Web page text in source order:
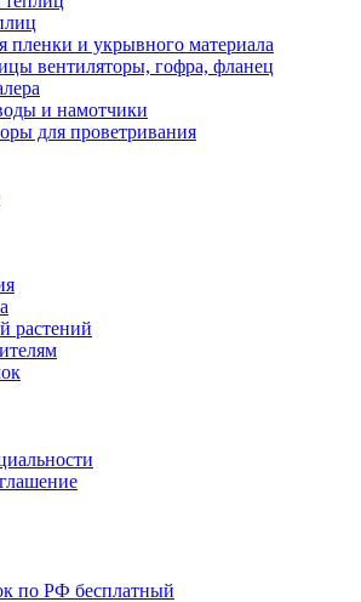
пленки и укрывного материала
вентиляторы, гофра, фланец
и намотчики
для проветривания
растений
по РФ бесплатный